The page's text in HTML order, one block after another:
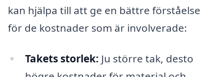
kan hjälpa till att ge en bättre förståelse
för de kostnader som är involverade:
Takets storlek: Ju större tak, desto